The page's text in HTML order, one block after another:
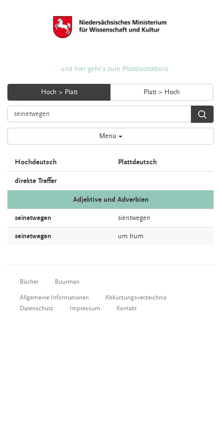
... und hier geht's zum Plattdüütskbüro
Hoch > Platt Platt > Hoch
Menü
Hochdeutsch Plattdeutsch
direkte Treffer
Adjektive und Adverbien
seinetwegen sientwegen
seinetwegen um hum
Bücher Buurman
Allgemeine Informationen
Abkürzungsverzeichnis
Datenschutz
Impressum Kontakt